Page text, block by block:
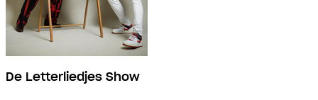
De Letterliedjes Show